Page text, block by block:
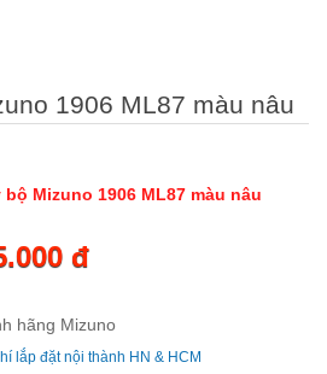
1906 ML87 màu nâu
bộ Mizuno 1906 ML87 màu nâu
đ
hãng Mizuno
lắp đặt nội thành HN & HCM